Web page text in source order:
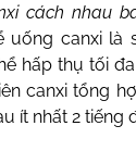
cách nhau
uống canxi là
hấp thụ tối
canxi tổng
ít nhất 2 tiếng